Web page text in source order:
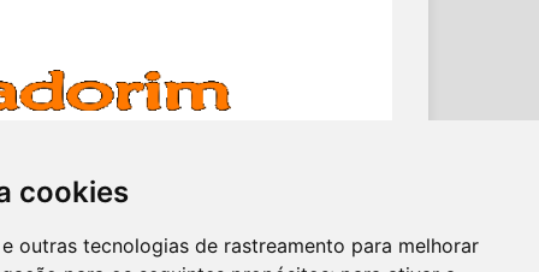
cookies
outras tecnologias de rastreamento para melhorar